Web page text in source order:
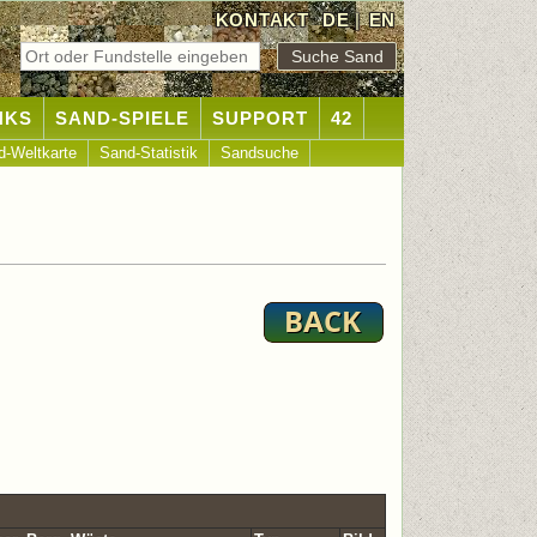
KONTAKT DE|EN
SAND-SPIELE SUPPORT 42
Weltkarte Sand-Statistik Sandsuche